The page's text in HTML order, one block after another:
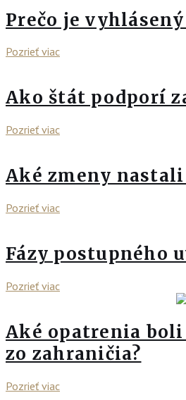
Prečo je
Pozrieť viac
Ako štát podporí
Pozrieť viac
Aké zmeny
Pozrieť viac
Fázy postupného
Pozrieť viac
Aké opatrenia
zo zahraničia?
Pozrieť viac